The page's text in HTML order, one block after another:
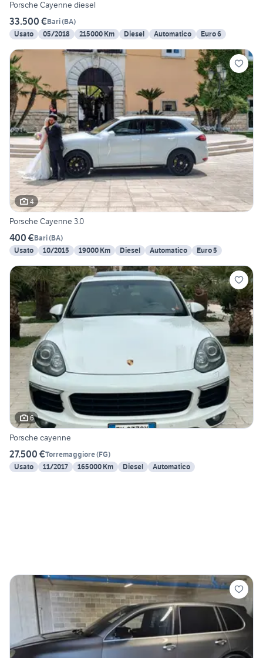
Porsche Cayenne diesel
33.500 €Bari(BA)
Usato
05/2018 215000 Km Diesel Automatico Euro 6
4
Porsche Cayenne 3.0
400 €Bari(BA)
Usato
10/2015 19000 Km Diesel Automatico Euro 5
6
Porsche cayenne
27.500 €Torremaggiore(FG)
Usato
11/2017 165000 Km Diesel Automatico